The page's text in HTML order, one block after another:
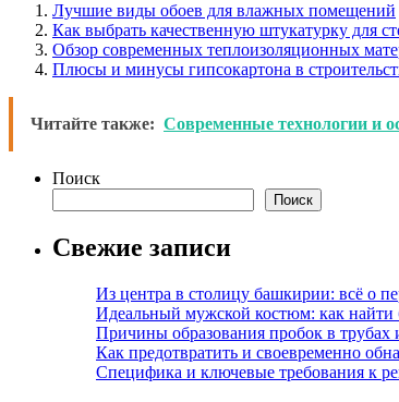
Лучшие виды обоев для влажных помещений
Как выбрать качественную штукатурку для
Обзор современных теплоизоляционных
Плюсы и минусы гипсокартона в
Читайте также: Современные технологии и
Поиск
Поиск
Свежие записи
Из центра в столицу башкирии: всё о
Идеальный мужской костюм: как
Причины образования пробок в трубах
Как предотвратить и своевременно
Специфика и ключевые требования к